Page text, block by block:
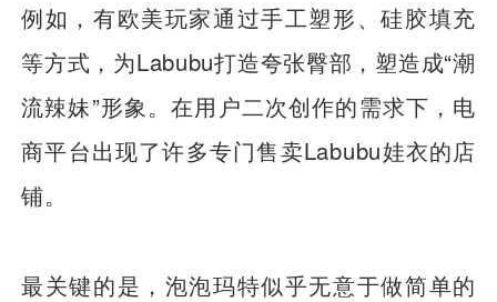
例如，有欧美玩家通过手工塑形、硅胶填充
等方式，为Labubu打造夸张臀部，塑造成“潮
流辣妹”形象。在用户二次创作的需求下，电
商平台出现了许多专门售卖Labubu娃衣的店
铺。
最关键的是，泡泡玛特似乎无意于做简单的